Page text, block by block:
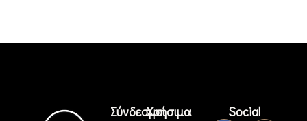
ΣύνδεσμοιΧρήσιμα Social